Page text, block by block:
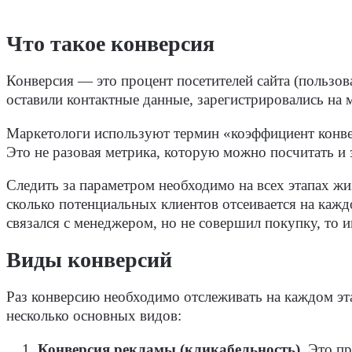
Что такое конверсия
Конверсия — это процент посетителей сайта
оставили контактные данные, зарегистрировались
Маркетологи используют термин «коэффициент
Это не разовая метрика, которую можно посчитать
Следить за параметром необходимо на всех этапах
сколько потенциальных клиентов отсеивается на
связался с менеджером, но не совершил покупку, то
Виды конверсий
Раз конверсию необходимо отслеживать на каждом
несколько основных видов: